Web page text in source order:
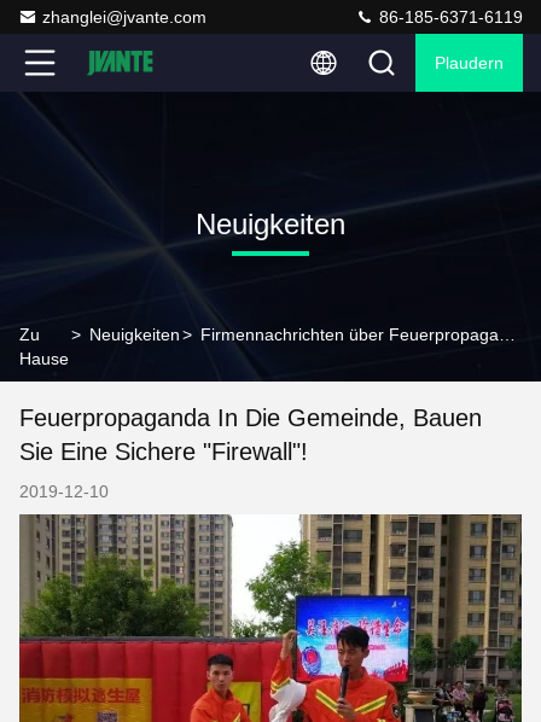
zhanglei@jvante.com 86-185-6371-6119
Plaudern
Neuigkeiten
Zu
Hause
> Neuigkeiten>
Feuerpropaganda In Die Gemeinde, Bauen
Sie Eine Sichere "Firewall"!
2019-12-10